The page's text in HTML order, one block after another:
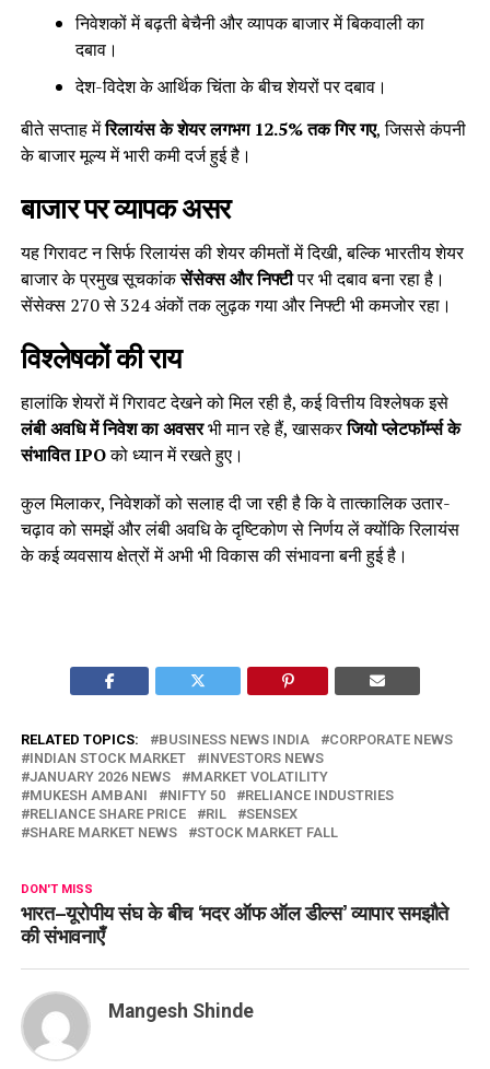
निवेशकों में बढ़ती बेचैनी और व्यापक बाजार में बिकवाली का
दबाव।
देश-विदेश के आर्थिक चिंता के बीच शेयरों पर दबाव।
बीते सप्ताह मेंरिलायंस के शेयर लगभग 12.5% तक गिर गए, जिससे कंपनी
के बाजार मूल्य में भारी कमी दर्ज हुई है।
बाजार पर व्यापक असर
यह गिरावट न सिर्फ रिलायंस की शेयर कीमतों में दिखी, बल्कि भारतीय शेयर
बाजार के प्रमुख सूचकांकसेंसेक्स और निफ्टीपर भी दबाव बना रहा है।
सेंसेक्स 270 से 324 अंकों तक लुढ़क गया और निफ्टी भी कमजोर रहा।
विश्लेषकों की राय
हालांकि शेयरों में गिरावट देखने को मिल रही है, कई वित्तीय विश्लेषक इसे
लंबी अवधि में निवेश का अवसरभी मान रहे हैं, खासकरजियो प्लेटफॉर्म्स के
संभावित IPOको ध्यान में रखते हुए।
कुल मिलाकर, निवेशकों को सलाह दी जा रही है कि वे तात्कालिक उतार-
चढ़ाव को समझें और लंबी अवधि के दृष्टिकोण से निर्णय लें क्योंकि रिलायंस
के कई व्यवसाय क्षेत्रों में अभी भी विकास की संभावना बनी हुई है।
RELATED TOPICS: BUSINESS NEWS INDIA
CORPORATE NEWS
INDIAN STOCK MARKET
INVESTORS NEWS
JANUARY 2026 NEWS
MARKET VOLATILITY
MUKESH AMBANI
NIFTY 50
RELIANCE INDUSTRIES
RELIANCE SHARE PRICE
RIL
SENSEX
SHARE MARKET NEWS
STOCK MARKET FALL
DON'T MISS
भारत–यूरोपीय संघ के बीच ‘मदर ऑफ ऑल डील्स’ व्यापार समझौते
की संभावनाएँ
Mangesh Shinde